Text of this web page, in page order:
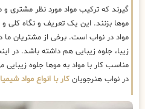
گیرند که ترکیب مواد مورد نظر مشتری
موها بزنند. این یک تعریف و نگاه کلی و
مواد در نواب است. برخی از مشتریان ما
زیبا، جلوه زیبایی هم داشته باشد. در
مناسب کار با مواد به موها جلوه زیبایی
در نواب هنرجویان کار با انواع مواد